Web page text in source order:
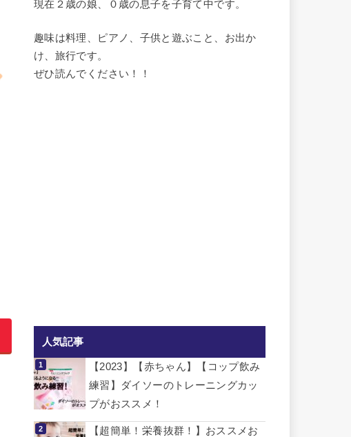
現在２歳の娘、０歳の息子を子育て中です。
趣味は料理、ピアノ、子供と遊ぶこと、お出か
け、旅行です。
ぜひ読んでください！！
人気記事
【2023】【赤ちゃん】【コップ飲み
練習】ダイソーのトレーニングカッ
プがおススメ！
【超簡単！栄養抜群！】おススメお